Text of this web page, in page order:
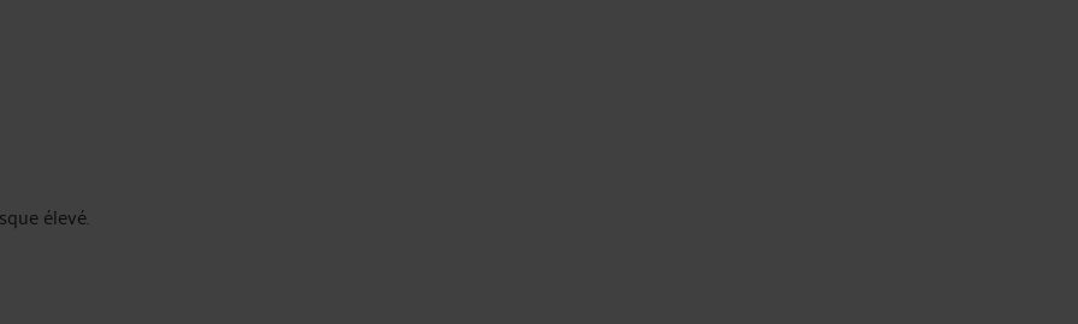
élevé.